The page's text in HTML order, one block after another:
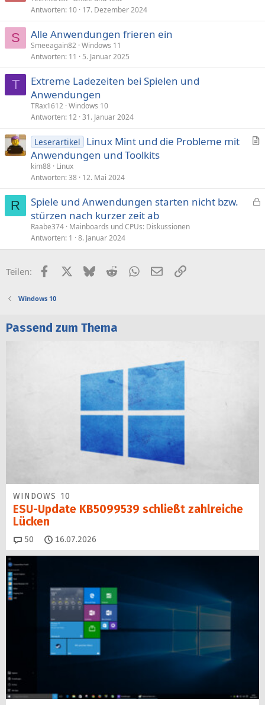
Antworten 10 17. Dezember 2024
S Alle Anwendungen frieren ein
Smeeagain82 Windows 11
Antworten 11 5. Januar 2025
T
Extreme Ladezeiten bei Spielen und
Anwendungen
TRax1612 Windows 10
Antworten 12 31. Januar 2024
k
e
Leserartikel
Linux Mint und die Probleme mit
Anwendungen und Toolkits
kim88 Linux
Antworten 38 12. Mai 2024
R
e
Spiele und Anwendungen starten nicht bzw.
stürzen nach kurzer zeit ab
Raabe374 Mainboards und CPUs: Diskussionen
Antworten 1 8. Januar 2024
Teilen: FacebookX (Twitter)
BlueskyRedditWhatsApp
E-MailLink
Windows 10
Passend zum Thema
WINDOWS 10
ESU-Update KB5099539 schließt zahlreiche
Lücken
50 Kommentare
16.07.2026